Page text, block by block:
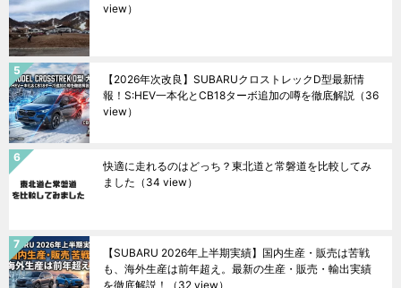
view）
【2026年次改良】SUBARUクロストレックD型最新情
報！S:HEV一本化とCB18ターボ追加の噂を徹底解説 （36
view）
快適に走れるのはどっち？東北道と常磐道を比較してみ
ました （34 view）
【SUBARU 2026年上半期実績】国内生産・販売は苦戦
も、海外生産は前年超え。最新の生産・販売・輸出実績
を徹底解説！
（32 view）